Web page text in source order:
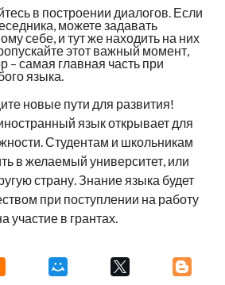
в построении диалогов. Если
можете задавать
себе, и тут же находить на них
этот важный момент,
– самая главная часть при
языка.
новые пути для развития!
язык открывает для
Студентам и школьникам
в желаемый университет, или
страну. Знание языка будет
при поступлении на работу
участие в грантах.